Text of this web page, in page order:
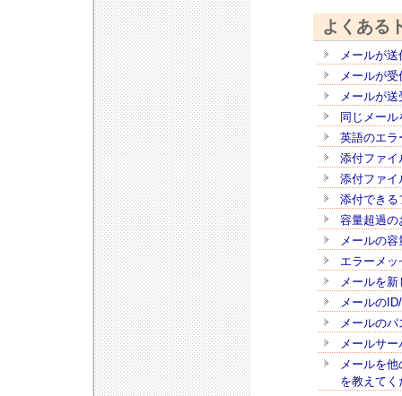
よくある
メールが
メールが
メールが
同じメー
英語のエラ
添付ファイ
添付ファイ
添付できる
容量超過の
メールの
エラーメ
メールを
メールの
メールの
メールサ
メールを
を教えてく